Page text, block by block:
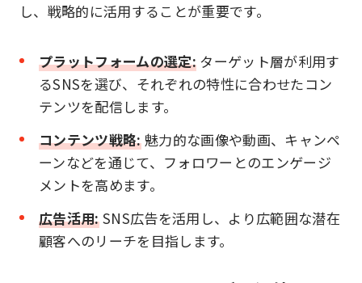
し、戦略的に活用することが重要です。
プラットフォームの選定: ターゲット層が利用す
るSNSを選び、それぞれの特性に合わせたコン
テンツを配信します。
コンテンツ戦略:魅力的な画像や動画、キャンペ
ーンなどを通じて、フォロワーとのエンゲージ
メントを高めます。
広告活用:SNS広告を活用し、より広範囲な潜在
顧客へのリーチを目指します。